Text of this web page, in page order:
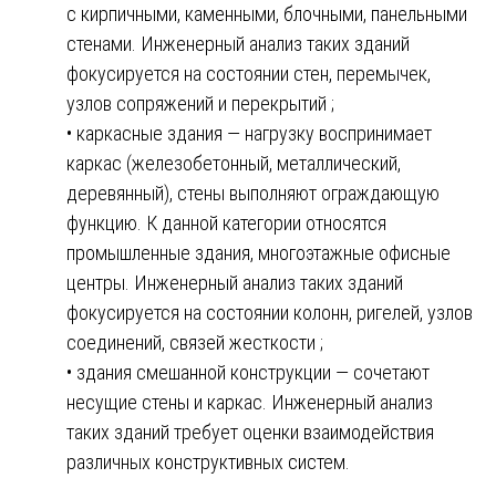
с кирпичными, каменными, блочными, панельными
стенами. Инженерный анализ таких зданий
фокусируется на состоянии стен, перемычек,
узлов сопряжений и перекрытий ;
• каркасные здания — нагрузку воспринимает
каркас (железобетонный, металлический,
деревянный), стены выполняют ограждающую
функцию. К данной категории относятся
промышленные здания, многоэтажные офисные
центры. Инженерный анализ таких зданий
фокусируется на состоянии колонн, ригелей, узлов
соединений, связей жесткости ;
• здания смешанной конструкции — сочетают
несущие стены и каркас. Инженерный анализ
таких зданий требует оценки взаимодействия
различных конструктивных систем.